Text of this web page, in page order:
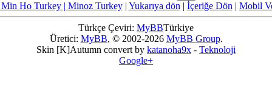
Ho Turkey | Minoz Turkey| Yukarıya dön | İçeriğe Dön | Mobil
Türkçe Çeviri: MyBBTürkiye
Üretici: MyBB, © 2002-2026 MyBB Group.
Skin [K]Autumn convert by katanoha9x - Teknoloji
Google+